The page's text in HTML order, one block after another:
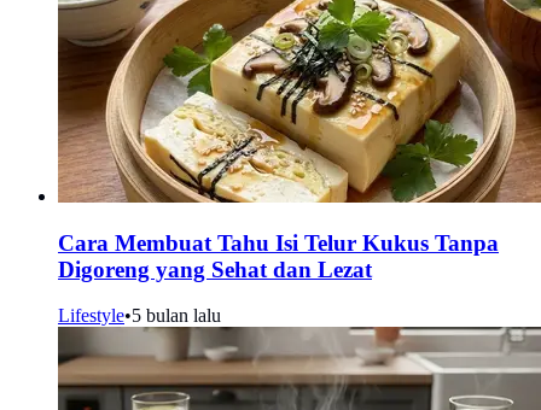
Cara Membuat Tahu Isi Telur Kukus Tanpa
Digoreng yang Sehat dan Lezat
Lifestyle•5 bulan lalu